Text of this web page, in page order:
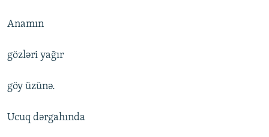
Anamın
gözləri yağır
göy üzünə.
Ucuq dərgahında